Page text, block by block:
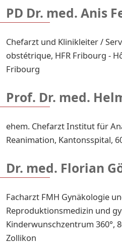
PD Dr. med. Anis
Chefarzt und Klinikleiter /
obstétrique, HFR Fribourg -
Fribourg
Prof. Dr. med.
ehem. Chefarzt Institut für
Reanimation, Kantonsspital,
Dr. med. Florian
Facharzt FMH Gynäkologie
Reproduktionsmedizin und
Kinderwunschzentrum 360°,
Zollikon